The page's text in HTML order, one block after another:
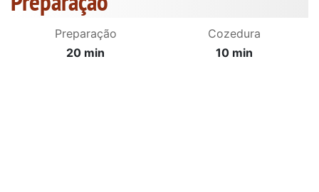
Preparação
20 min
Cozedura
10 min